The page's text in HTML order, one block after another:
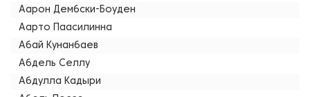
Аарон Дембски-Боуден
Аарто Паасилинна
Абай Кунанбаев
Абдель Селлу
Абдулла Кадыри